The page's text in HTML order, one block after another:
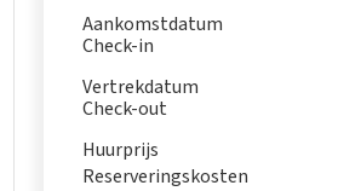
Aankomstdatum
Check-in
Vertrekdatum
Check-out
Huurprijs
Reserveringskosten